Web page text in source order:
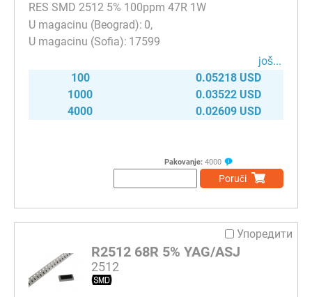
RES SMD 2512 5% 100ppm 47R 1W
0
17599
јоš...
100
0.05218 USD
1000
0.03522 USD
4000
0.02609 USD
Pakovanje: 4000
Poruči
Упоредити
R2512 68R 5% YAG/ASJ
2512